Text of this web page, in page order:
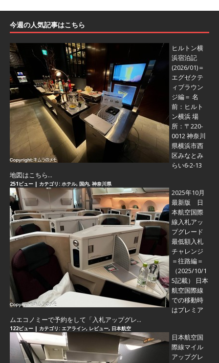
今週の人気記事はこちら
ヒルトン横
浜宿泊記
(2026/01)＝
エグゼクテ
ィブラウン
ジ編＝ 名
前：ヒルト
ン横浜 場
所：〒220-
0012 神奈川
県横浜市西
区みなとみ
らい6-2-13
地図はこちら...
251ビュー | カテゴリ: ホテル, 国内, 神奈川県
2025年10月
最新版 日
本航空国際
線入札アッ
プグレード
最低額入札
チャレンジ
＝往路編＝
（2025/10/1
5記載） 日本
航空国際線
での移動時
はプレミア
ムエコノミーで予約をして「入札アップグレ...
122ビュー | カテゴリ: エアライン, レビュー, 日本航空
日本航空国
際線マイル
アップグレ